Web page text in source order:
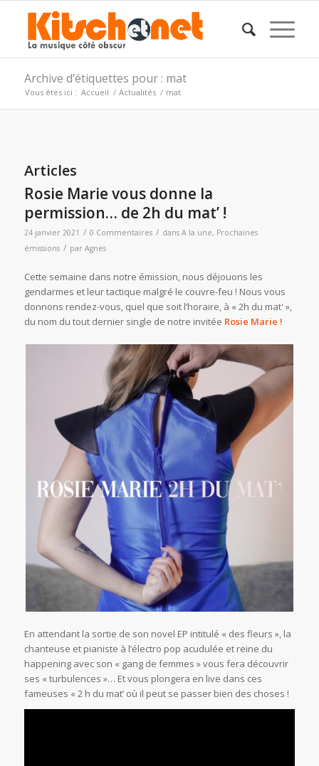
Archive d’étiquettes pour : mat
Vous êtes ici : Accueil / Actualités / mat
Articles
Rosie Marie vous donne la
permission… de 2h du mat’ !
24 janvier 2021 / 0 Commentaires / dans A la une, Prochaines
émissions / par Agnes
Cette semaine dans notre émission, nous déjouons les
gendarmes et leur tactique malgré le couvre-feu ! Nous vous
donnons rendez-vous, quel que soit l’horaire, à « 2h du mat' »,
du nom du tout dernier single de notre invitée Rosie Marie !
En attendant la sortie de son novel EP intitulé « des fleurs », la
chanteuse et pianiste à l’électro pop acudulée et reine du
happening avec son « gang de femmes » vous fera découvrir
ses « turbulences »… Et vous plongera en live dans ces
fameuses « 2 h du mat’ où il peut se passer bien des choses !